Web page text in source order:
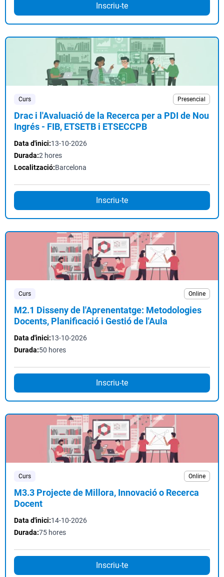
Inscriu-te
Curs Presencial
Drac i l'Avaluació de la Recerca per a PDI de Nou
Ingrés - FIB, ETSETB i ETSECCPB
Data d'inici:13-10-2026
Durada:2 hores
Localització:Barcelona
Inscriu-te
Curs Online
M2.1 Disseny de l'Aprenentatge: Metodologies
Docents, Planificació i Gestió de l'Aula
Data d'inici:13-10-2026
Durada:50 hores
Inscriu-te
Curs Online
M3.3 Projecte de Millora, Innovació o Recerca
Docent
Data d'inici:14-10-2026
Durada:75 hores
Inscriu-te